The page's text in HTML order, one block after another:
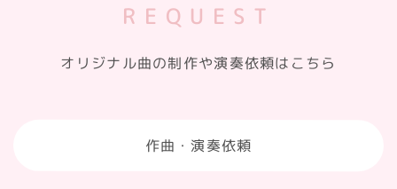
REQUEST
オリジナル曲の制作や演奏依頼はこちら
作曲・演奏依頼